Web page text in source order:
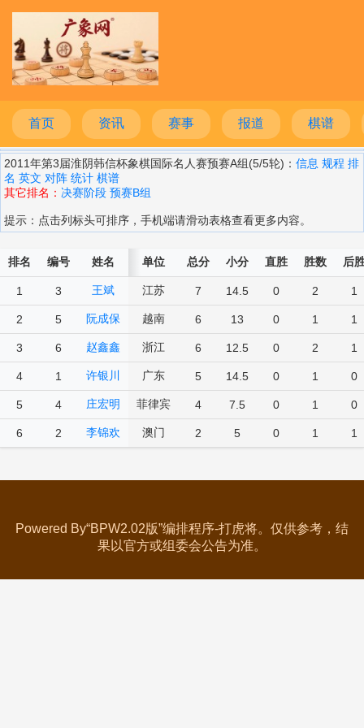
首页 资讯 赛事 报道 棋谱
2011年第3届淮阴韩信杯象棋国际名人赛预赛A组(5/5轮)： 信息 规程 排
名 英文 对阵 统计 棋谱
其它排名： 决赛阶段 预赛B组
提示：点击列标头可排序，手机端请滑动表格查看更多内容。
排名 编号 姓名 单位 总分 小分 直胜 胜数 后
1 3 王斌 江苏 7 14.5 0 2 1
2 5 阮成保 越南 6 13 0 1 1
3 6 赵鑫鑫 浙江 6 12.5 0 2 1
4 1 许银川 广东 5 14.5 0 1 0
5 4 庄宏明 菲律宾 4 7.5 0 1 0
6 2 李锦欢 澳门 2 5 0 1 1
Powered By“BPW2.02版”编排程序-打虎将。仅供参考，结
果以官方或组委会公告为准。